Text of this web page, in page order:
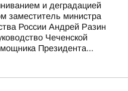
и деградацией
заместитель министра
России Андрей Разин
Чеченской
Президента...